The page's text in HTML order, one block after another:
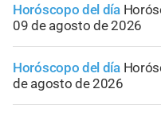
Horóscopo del día
09 de agosto de 2026
Horóscopo del día
de agosto de 2026